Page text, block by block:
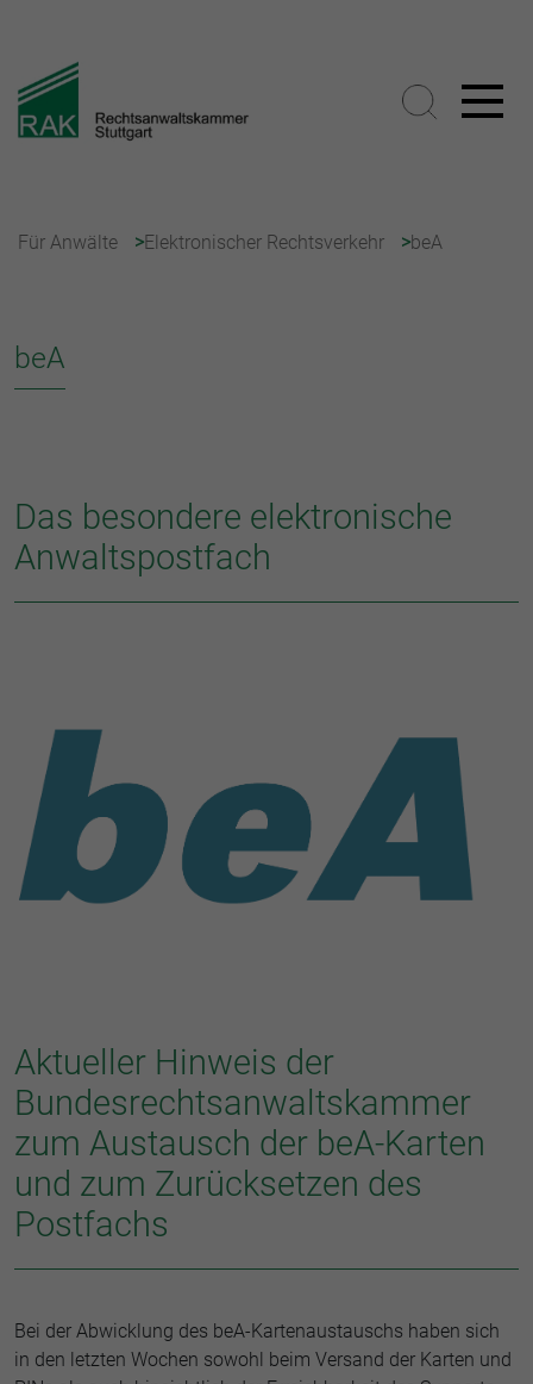
Für Anwälte Elektronischer Rechtsverkehr beA
beA
Das besondere elektronische
Anwaltspostfach
Aktueller Hinweis der
Bundesrechtsanwaltskammer
zum Austausch der beA-Karten
und zum Zurücksetzen des
Postfachs
Bei der Abwicklung des beA-Kartenaustauschs haben sich
in den letzten Wochen sowohl beim Versand der Karten und